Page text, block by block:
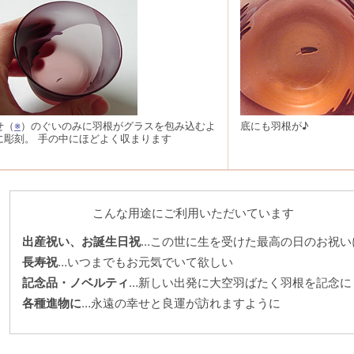
（※）のぐいのみに羽根がグラスを包み込むよ
彫刻。 手の中にほどよく収まります
底にも羽根が♪
こんな用途にご利用いただいています
出産祝い、お誕生日祝…この世に生を受けた最高の日のお祝い
長寿祝…いつまでもお元気でいて欲しい
記念品・ノベルティ…新しい出発に大空羽ばたく羽根を記念に
各種進物に…永遠の幸せと良運が訪れますように